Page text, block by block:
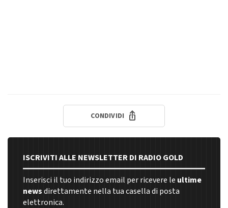
CONDIVIDI
ISCRIVITI ALLE NEWSLETTER DI RADIO GOLD
Inserisci il tuo indirizzo email per ricevere le ultime
newsdirettamente nella tua casella di posta
elettronica.